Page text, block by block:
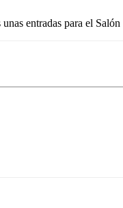
entradas para el